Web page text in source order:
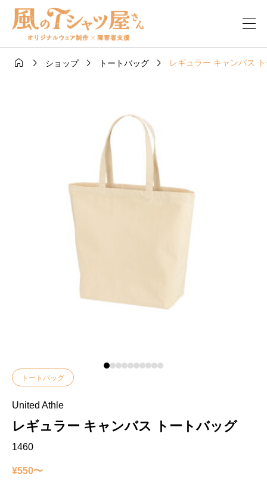
  ショップ  トートバッグ  レギュラー キャンバス
トートバッグ
United Athle
レギュラー キャンバス トートバッグ
1460
¥550〜